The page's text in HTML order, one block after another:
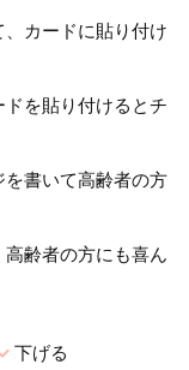
カードに貼り付け
を貼り付けるとチ
書いて高齢者の方
齢者の方にも喜ん
下げる